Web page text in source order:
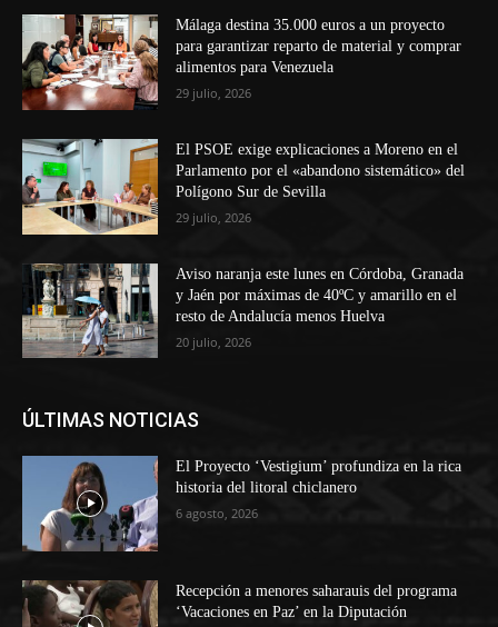
Málaga destina 35.000 euros a un proyecto
para garantizar reparto de material y comprar
alimentos para Venezuela
29 julio, 2026
El PSOE exige explicaciones a Moreno en el
Parlamento por el «abandono sistemático» del
Polígono Sur de Sevilla
29 julio, 2026
Aviso naranja este lunes en Córdoba, Granada
y Jaén por máximas de 40ºC y amarillo en el
resto de Andalucía menos Huelva
20 julio, 2026
ÚLTIMAS NOTICIAS
El Proyecto ‘Vestigium’ profundiza en la rica
historia del litoral chiclanero
6 agosto, 2026
Recepción a menores saharauis del programa
‘Vacaciones en Paz’ en la Diputación